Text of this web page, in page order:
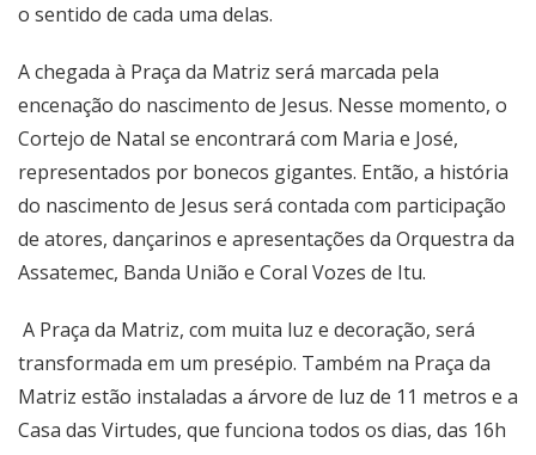
o sentido de cada uma delas.
A chegada à Praça da Matriz será marcada pela
encenação do nascimento de Jesus. Nesse momento, o
Cortejo de Natal se encontrará com Maria e José,
representados por bonecos gigantes. Então, a história
do nascimento de Jesus será contada com participação
de atores, dançarinos e apresentações da Orquestra da
Assatemec, Banda União e Coral Vozes de Itu.
A Praça da Matriz, com muita luz e decoração, será
transformada em um presépio. Também na Praça da
Matriz estão instaladas a árvore de luz de 11 metros e a
Casa das Virtudes, que funciona todos os dias, das 16h